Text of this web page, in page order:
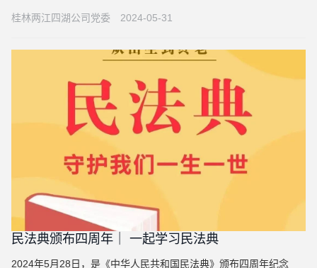
桂林两江四湖公司党委 2024-05-31
民法典颁布四周年｜ 一起学习民法典
2024年5月28日，是《中华人民共和国民法典》颁布四周年纪念